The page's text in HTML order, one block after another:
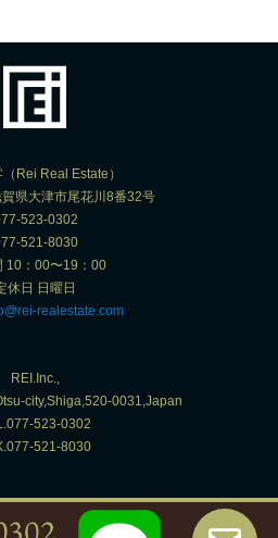
（Rei Real Estate）
県大津市尾花川8番32号
523-0302
521-8030
10：00〜19：00
休日 日曜日
realestate.com
REI.Inc.,
city,Shiga,520-0031,Japan
523-0302
521-8030